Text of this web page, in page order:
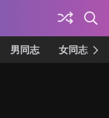
男同志 女同志